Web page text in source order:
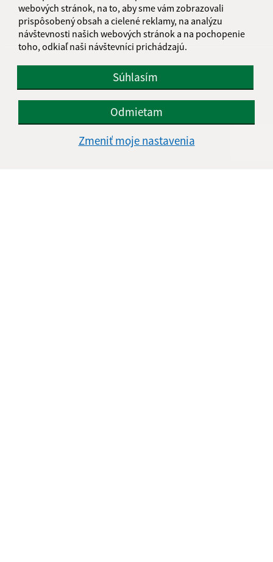
webových stránok, na to, aby sme vám zobrazovali
prispôsobený obsah a cielené reklamy, na analýzu
návštevnosti našich webových stránok a na pochopenie
toho, odkiaľ naši návštevníci prichádzajú.
Súhlasím
Odmietam
Zmeniť moje nastavenia
IČO: 00641243